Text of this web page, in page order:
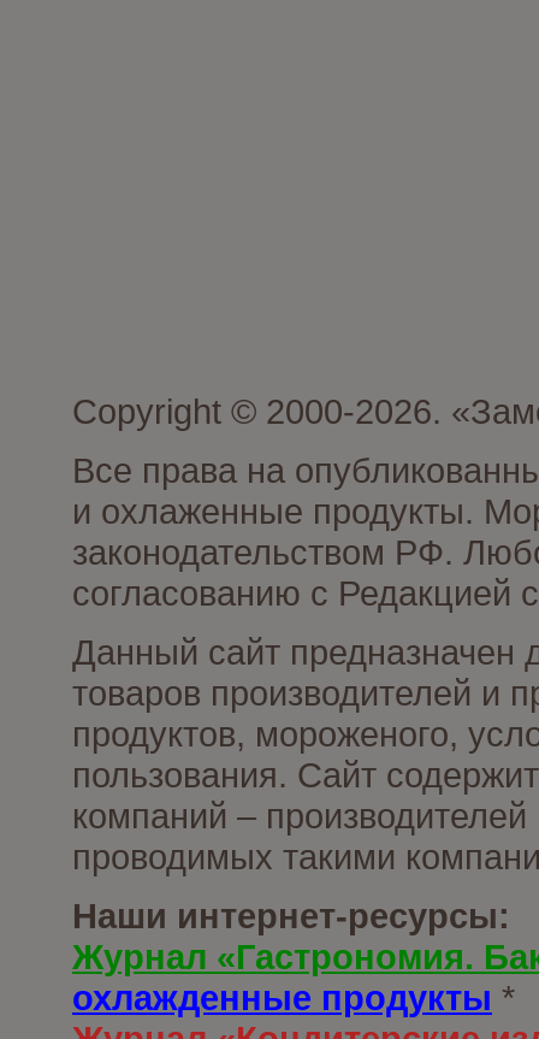
Copyright © 2000-2026.
Все права на
и охлаженные продукты.
законодательством РФ.
согласованию с Редакцией
Данный сайт предназначен
товаров производителей и
продуктов, мороженого,
пользования. Сайт
компаний –
проводимых такими
Наши интернет-ресурсы:
Журнал «Гастрономия.
охлажденные продукты *